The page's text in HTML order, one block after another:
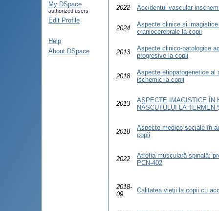
My DSpace
authorized users
Edit Profile
Help
About DSpace
2022 Accidentul vascular
2024
Aspecte clinice și
craniocerebrale la copii
2013
Aspecte clinico-patologice
progresive la copii
2018
Aspecte etiopatogenetice al
ischemic la copii
2013
ASPECTE IMAGISTICE ÎN
NĂSCUTULUI LA TERMEN
2018
Aspecte medico-sociale în
copii
2022
Atrofia musculară spinală:
PCN-402
2018-
09
Calitatea vieții la copii cu